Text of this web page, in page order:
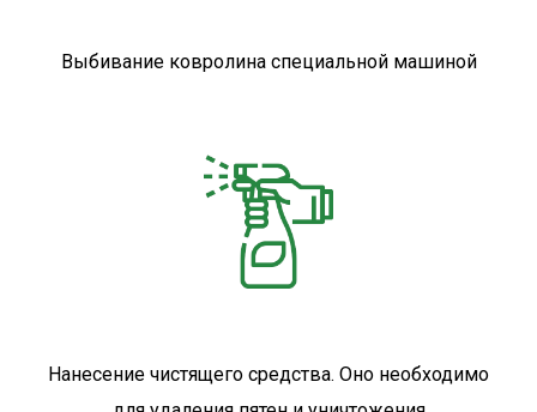
Выбивание ковролина специальной машиной
Нанесение чистящего средства. Оно необходимо